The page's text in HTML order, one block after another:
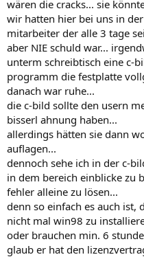
wären die cracks... sie
wir hatten hier bei uns in
mitarbeiter der alle 3 tage
aber NIE schuld war...
unterm schreibtisch eine c-
programm die festplatte
danach war ruhe...
die c-bild sollte den usern
bisserl ahnung haben...
allerdings hätten sie dann
auflagen...
dennoch sehe ich in der c-
in dem bereich einblicke zu
fehler alleine zu lösen...
denn so einfach es auch ist,
nicht mal win98 zu
oder brauchen min. 6
glaub er hat den